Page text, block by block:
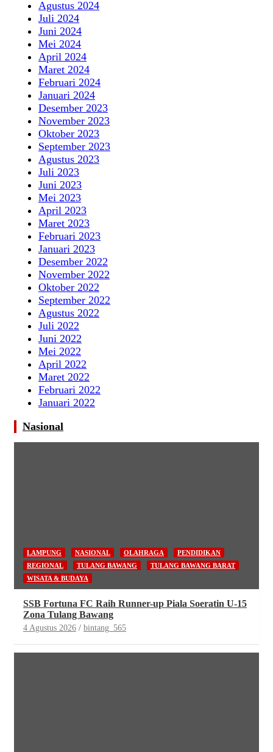
Agustus 2024
Juli 2024
Juni 2024
Mei 2024
April 2024
Maret 2024
Februari 2024
Januari 2024
Desember 2023
November 2023
Oktober 2023
September 2023
Agustus 2023
Juli 2023
Juni 2023
Mei 2023
April 2023
Maret 2023
Februari 2023
Januari 2023
Desember 2022
November 2022
Oktober 2022
September 2022
Agustus 2022
Juli 2022
Juni 2022
Mei 2022
April 2022
Maret 2022
Februari 2022
Januari 2022
Nasional
LAMPUNG NASIONAL OLAHRAGA
PENDIDIKAN
REGIONAL
TULANG BAWANG
TULANG BAWANG BARAT
WISATA & BUDAYA
SSB Fortuna FC Raih Runner-up Piala Soeratin U-15
Zona Tulang Bawang
4 Agustus 2026 bintang_565